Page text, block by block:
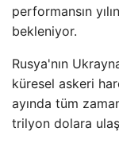
performansın
bekleniyor.
Rusya'nın
küresel askeri
ayında tüm
trilyon dolara